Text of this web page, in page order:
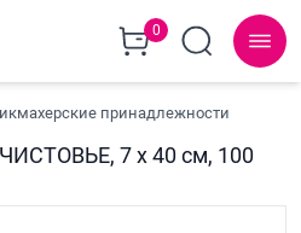
0
принадлежности
7 х 40 см, 100